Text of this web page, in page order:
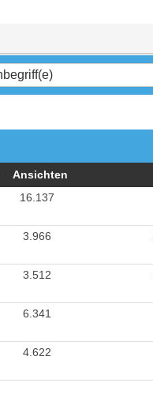
Ansichten
16.137
3.966
3.512
6.341
4.622